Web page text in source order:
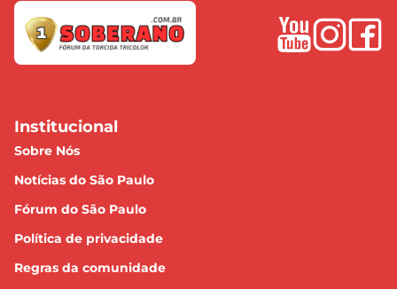
Institucional
Sobre Nós
Notícias do São Paulo
Fórum do São Paulo
Política de privacidade
Regras da comunidade